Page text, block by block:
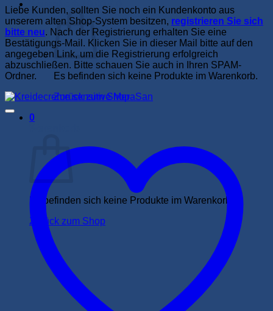
Warenkorb /0,00€
Es befinden sich keine Produkte im Warenkorb.
Zurück zum Shop
0
Es befinden sich keine Produkte im Warenkorb.
Zurück zum Shop
Liebe Kunden, sollten Sie noch ein Kundenkonto aus
unserem alten Shop-System besitzen, registrieren Sie sich
bitte neu. Nach der Registrierung erhalten Sie eine
Bestätigungs-Mail. Klicken Sie in dieser Mail bitte auf den
angegeben Link, um die Registrierung erfolgreich
abzuschließen. Bitte schauen Sie auch in Ihren SPAM-
Ordner.